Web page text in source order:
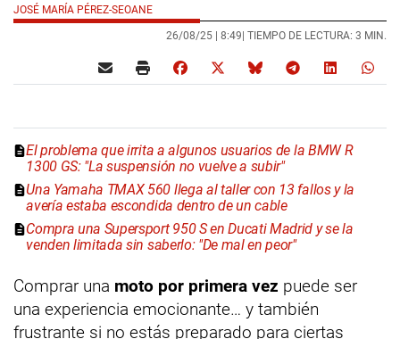
JOSÉ MARÍA PÉREZ-SEOANE
26/08/25 | 8:49| TIEMPO DE LECTURA: 3 MIN.
El problema que irrita a algunos usuarios de la BMW R
1300 GS: "La suspensión no vuelve a subir"
Una Yamaha TMAX 560 llega al taller con 13 fallos y la
avería estaba escondida dentro de un cable
Compra una Supersport 950 S en Ducati Madrid y se la
venden limitada sin saberlo: "De mal en peor"
Comprar una moto por primera vez puede ser
una experiencia emocionante… y también
frustrante si no estás preparado para ciertas